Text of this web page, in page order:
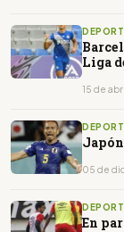
Liga
15 de
05 de
En